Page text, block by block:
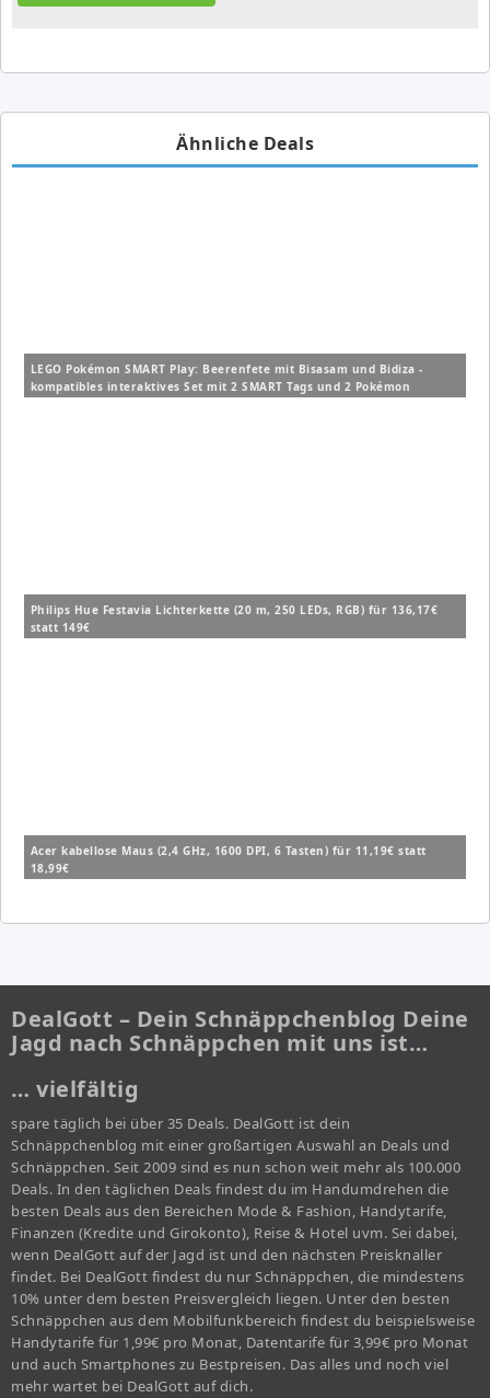
Ähnliche Deals
LEGO Pokémon SMART Play: Beerenfete mit Bisasam und Bidiza -
kompatibles interaktives Set mit 2 SMART Tags und 2 Pokémon
Philips Hue Festavia Lichterkette (20 m, 250 LEDs, RGB) für 136,17€
statt 149€
Acer kabellose Maus (2,4 GHz, 1600 DPI, 6 Tasten) für 11,19€ statt
18,99€
DealGott – Dein Schnäppchenblog Deine
Jagd nach Schnäppchen mit uns ist…
… vielfältig
spare täglich bei über 35 Deals. DealGott ist dein
Schnäppchenblog mit einer großartigen Auswahl an Deals und
Schnäppchen. Seit 2009 sind es nun schon weit mehr als 100.000
Deals. In den täglichen Deals findest du im Handumdrehen die
besten Deals aus den Bereichen Mode & Fashion, Handytarife,
Finanzen (Kredite und Girokonto), Reise & Hotel uvm. Sei dabei,
wenn DealGott auf der Jagd ist und den nächsten Preisknaller
findet. Bei DealGott findest du nur Schnäppchen, die mindestens
10% unter dem besten Preisvergleich liegen. Unter den besten
Schnäppchen aus dem Mobilfunkbereich findest du beispielsweise
Handytarife für 1,99€ pro Monat, Datentarife für 3,99€ pro Monat
und auch Smartphones zu Bestpreisen. Das alles und noch viel
mehr wartet bei DealGott auf dich.